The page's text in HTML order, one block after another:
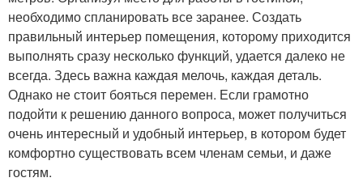
необходимо спланировать все заранее. Создать
правильный интерьер помещения, которому приходится
выполнять сразу несколько функций, удается далеко не
всегда. Здесь важна каждая мелочь, каждая деталь.
Однако не стоит бояться перемен. Если грамотно
подойти к решению данного вопроса, может получиться
очень интересный и удобный интерьер, в котором будет
комфортно существовать всем членам семьи, и даже
гостям.